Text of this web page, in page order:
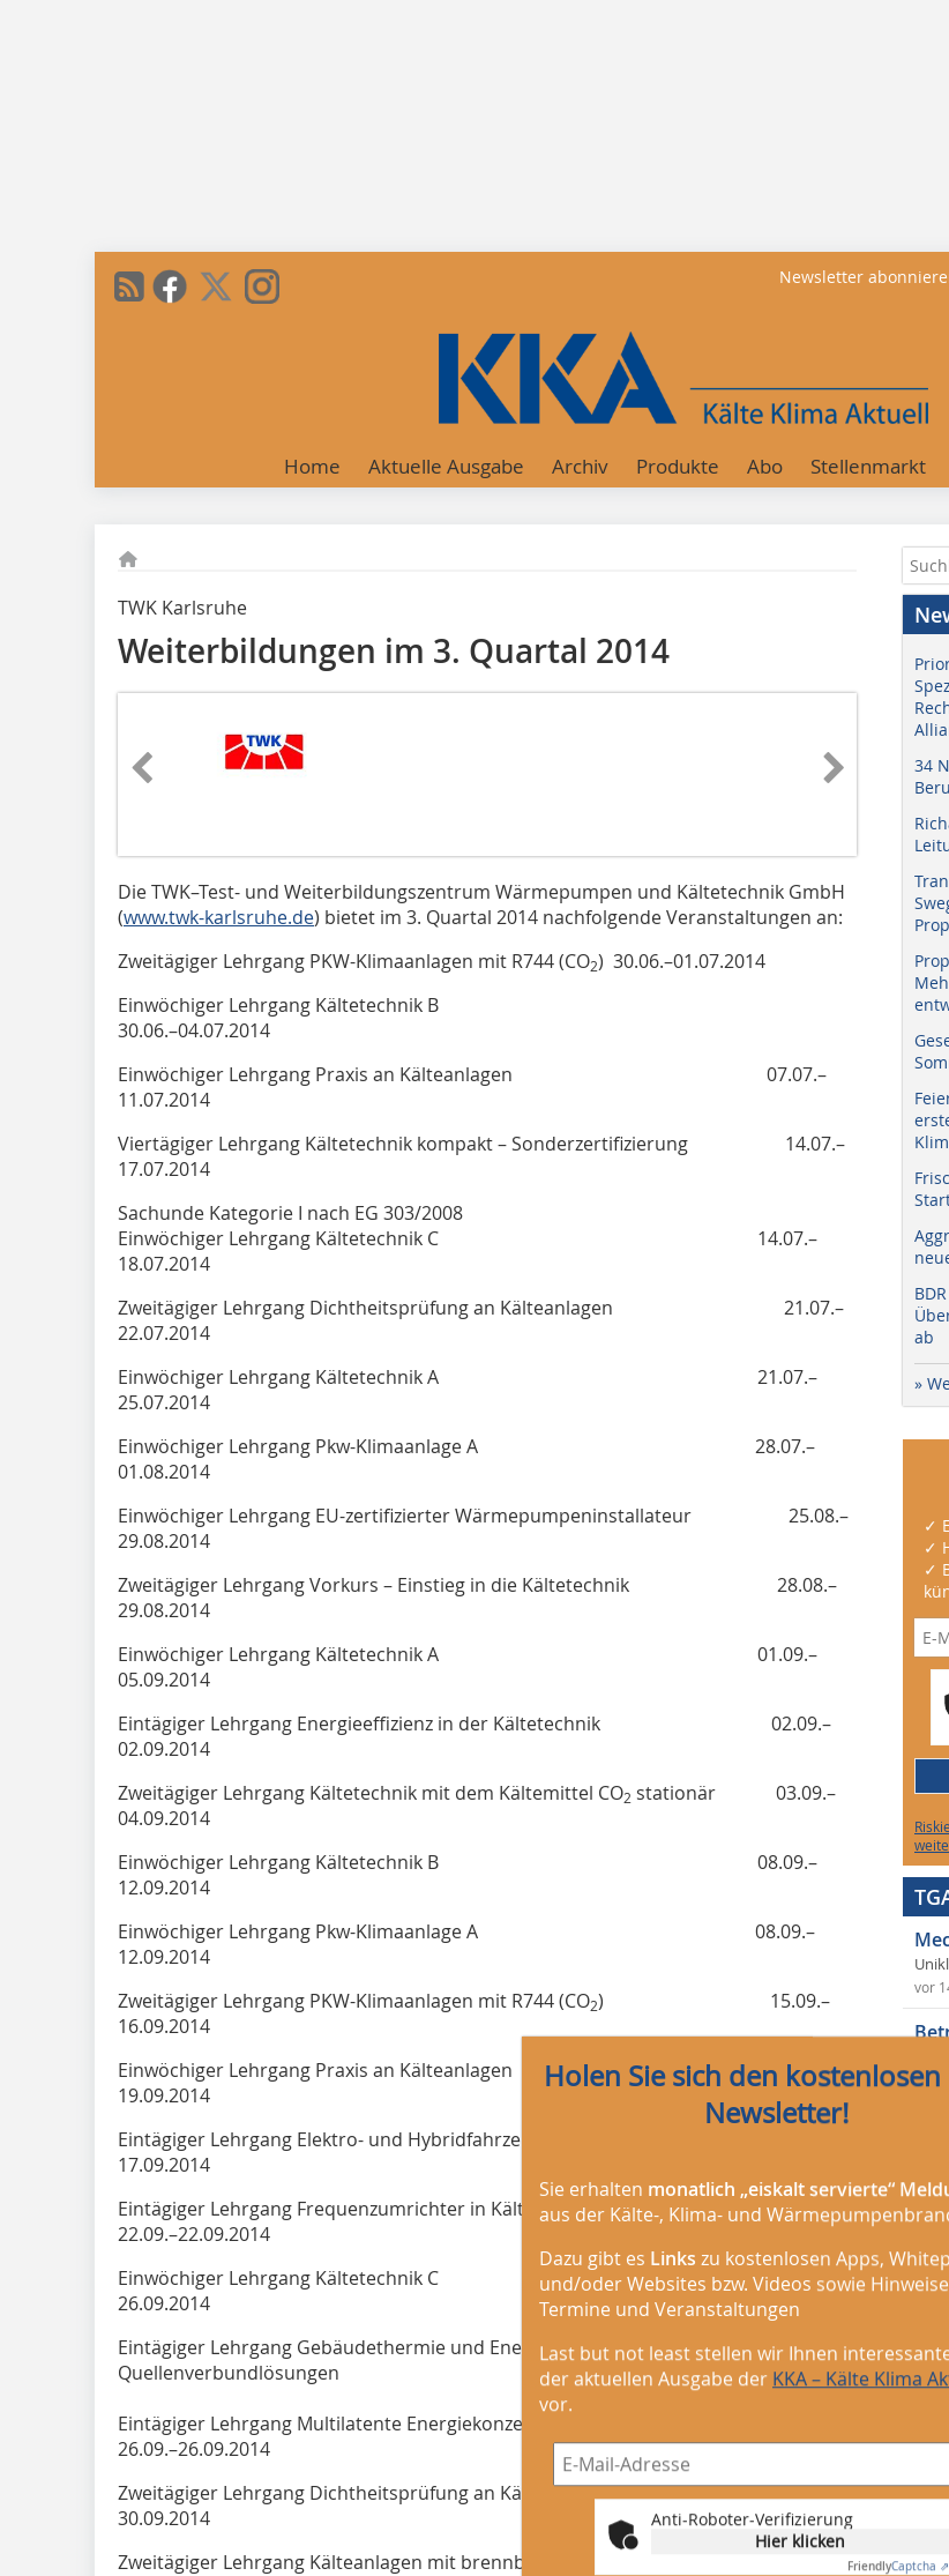
Newsletter
Home Aktuelle Ausgabe Archiv Produkte Abo Stellenmarkt
TWK Karlsruhe
Weiterbildungen im 3. Quartal 2014
Die TWK–Test- und Weiterbildungszentrum Wärmepumpen und Kältetechnik GmbH
(www.twk-karlsruhe.de) bietet im 3. Quartal 2014 nachfolgende Veranstaltungen an:
Zweitägiger Lehrgang PKW-Klimaanlagen mit R744 (CO2) 30.06.–01.07.2014
Einwöchiger Lehrgang Kältetechnik B
30.06.–04.07.2014
Einwöchiger Lehrgang Praxis an Kälteanlagen 07.07.–
11.07.2014
Viertägiger Lehrgang Kältetechnik kompakt – Sonderzertifizierung 14.07.–
17.07.2014
Sachunde Kategorie I nach EG 303/2008
Einwöchiger Lehrgang Kältetechnik C 14.07.–
18.07.2014
Zweitägiger Lehrgang Dichtheitsprüfung an Kälteanlagen 21.07.–
22.07.2014
Einwöchiger Lehrgang Kältetechnik A 21.07.–
25.07.2014
Einwöchiger Lehrgang Pkw-Klimaanlage A 28.07.–
01.08.2014
Einwöchiger Lehrgang EU-zertifizierter Wärmepumpeninstallateur 25.08.–
29.08.2014
Zweitägiger Lehrgang Vorkurs – Einstieg in die Kältetechnik 28.08.–
29.08.2014
Einwöchiger Lehrgang Kältetechnik A 01.09.–
05.09.2014
Eintägiger Lehrgang Energieeffizienz in der Kältetechnik 02.09.–
02.09.2014
Zweitägiger Lehrgang Kältetechnik mit dem Kältemittel CO2 stationär 03.09.–
04.09.2014
Einwöchiger Lehrgang Kältetechnik B 08.09.–
12.09.2014
Einwöchiger Lehrgang Pkw-Klimaanlage A 08.09.–
12.09.2014
Zweitägiger Lehrgang PKW-Klimaanlagen mit R744 (CO2) 15.09.–
16.09.2014
Einwöchiger Lehrgang Praxis an Kälteanlagen 15.09.–
19.09.2014
Eintägiger Lehrgang Elektro- und Hybridfahrzeug-Klimaanlagen 17.09.–
17.09.2014
Eintägiger Lehrgang Frequenzumrichter in Kälteanlagen und Wärmepumpen
22.09.–22.09.2014
Einwöchiger Lehrgang Kältetechnik C 22.09.–
26.09.2014
Eintägiger Lehrgang Gebäudethermie und Energieerzeugung mit erneuerbaren
Quellenverbundlösungen 25.09.–25.09.2014
Eintägiger Lehrgang Multilatente Energiekonzepte für gewerbliche Immobilien
26.09.–26.09.2014
Zweitägiger Lehrgang Dichtheitsprüfung an Kälteanlagen 29.09.–
30.09.2014
Zweitägiger Lehrgang Kälteanlagen mit brennbaren Kältemitteln
Holen Sie sich den kostenlosen
Newsletter!
Sie erhalten monatlich „eiskalt servierte“
aus der Kälte-, Klima- und
Dazu gibt es Links zu kostenlosen Apps,
und/oder Websites bzw. Videos sowie
Termine und Veranstaltungen
Last but not least stellen wir Ihnen
der aktuellen Ausgabe der KKA – Kälte Klima
vor.
Anti-Roboter-Verifizierung
Hier klicken
FriendlyCaptcha ⇗
34
ab
»
✓
✓
✓
vor
vor